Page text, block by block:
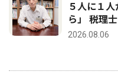
５人に１
ら」 税理
2026.08.06